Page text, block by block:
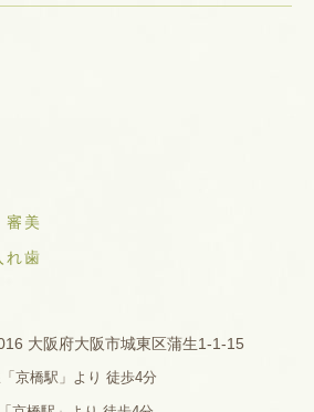
審美
れ歯
大阪府大阪市城東区蒲生1-1-15
京橋駅」より 徒歩4分